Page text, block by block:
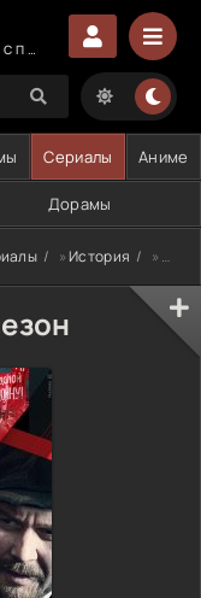
Сериалы Аниме
Дорамы
»История » Демон революции 1 сезон